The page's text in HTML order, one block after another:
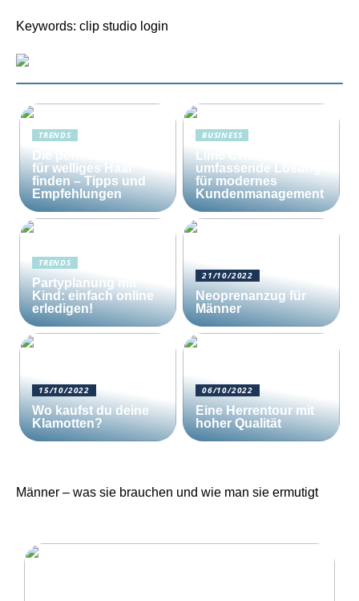
Keywords: clip studio login
TRENDS
Die perfekte Bürste
für welliges Haar
finden – Tipps und
Empfehlungen
BUSINESS
Lime CRM: Die
umfassende Lösung
für modernes
Kundenmanagement
TRENDS
Partyplanung mit
Kind: einfach online
erledigen!
21/10/2022
Neoprenanzug für
Männer
15/10/2022
Wo kaufst du deine
Klamotten?
06/10/2022
Eine Herrentour mit
hoher Qualität
Männer – was sie brauchen und wie man sie ermutigt